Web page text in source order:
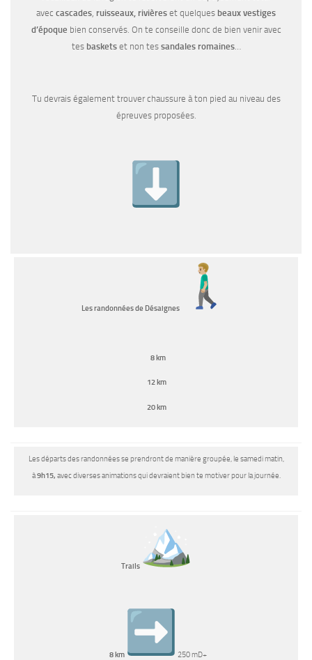
avec cascades, ruisseaux, rivières et quelques beaux vestiges
d’époque bien conservés. On te conseille donc de bien venir avec
tes basketset non tes sandales romaines…
Tu devrais également trouver chaussure à ton pied au niveau des
épreuves proposées.
Les randonnées de Désaignes
8 km
12 km
20 km
Les départs des randonnées se prendront de manière groupée, le samedi matin,
à9h15, avec diverses animations qui devraient bien te motiver pour la journée.
Trails
8 km 250 mD+